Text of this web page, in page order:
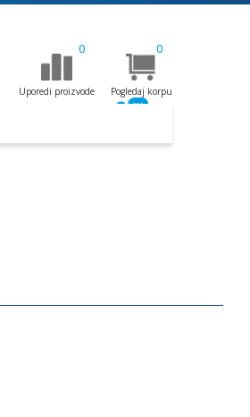
0
Uporedi proizvode
0
Pogledaj korpu